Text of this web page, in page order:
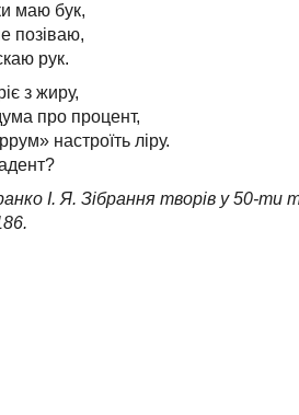
маю бук,
позіваю,
рук.
з жиру,
про процент,
настроїть ліру.
І. Я. Зібрання творів у 50-ти